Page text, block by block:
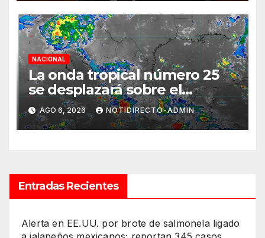
NACIONAL
La onda tropical número 25
se desplazará sobre el
sureste mexicano
AGO 6, 2026 NOTIDIRECTO-ADMIN
Entradas Recientes
Alerta en EE.UU. por brote de salmonela ligado